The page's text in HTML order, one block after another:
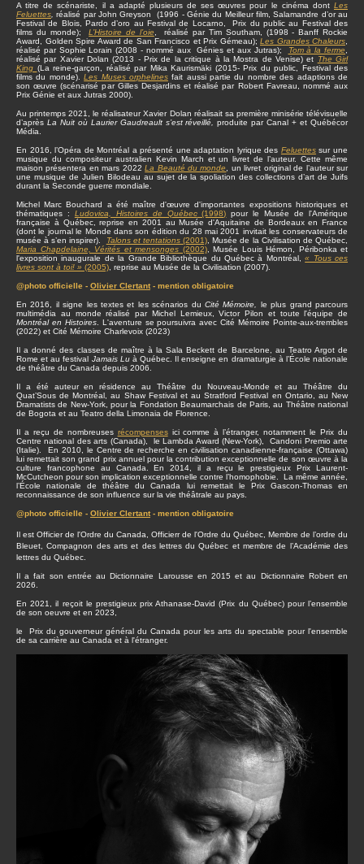
A titre de scénariste, il a adapté plusieurs de ses œuvres pour le cinéma dont Les
Feluettes réalisé par John Greyson (1996 - Génie du Meilleur film, Salamandre d’or au
Festival de Blois, Pardo d’oro au Festival de Locarno, Prix du public au Festival des
films du monde);L’Histoire de l’oie , réalisé par Tim Southam, (1998 - Banff Rockie
Award, Golden Spire Award de San Francisco et Prix Gémeau); Les Grandes Chaleurs
réalisé par Sophie Lorain (2008 - nommé aux Génies et aux Jutras);
Tom à la ferme
réalisé par Xavier Dolan (2013 - Prix de la critique à la Mostra de Venise) et The Girl
King (La reine-garçon, réalisé par Mika Kaurismäki (2015- Prix du public, Festival des
films du monde).Les Muses orphelinesfait aussi partie du nombre des adaptions de
son œuvre (scénarisé par Gilles Desjardins et réalisé par Robert Favreau, nommé aux
Prix Génie et aux Jutras 2000).
Au printemps 2021, le réalisateur Xavier Dolan réalisait sa première minisérie télévisuelle
d’après La Nuit où Laurier Gaudreault s’est réveillé,produite par Canal + et Québécor
Média.
En 2016, l’Opéra de Montréal a présenté une adaptation lyrique des Feluettessur une
musique du compositeur australien Kevin March et un livret de l’auteur. Cette même
maison présentera en mars 2022La Beauté du monde
, un livret original de l’auteur sur
une musique de Julien Bilodeau au sujet de la spoliation des collections d’art de Juifs
durant la Seconde guerre mondiale.
Michel Marc Bouchard a été maître d'œuvre d'importantes expositions historiques et
thématiques : Ludovica, Histoires de Québec(1998) pour le Musée de l'Amérique
française à Québec, reprise en 2001 au Musée d'Aquitaine de Bordeaux en France
(dont le journal le Monde dans son édition du 28 mai 2001 invitait les conservateurs de
musée à s’en inspirer).
Talons et tentations(2001) , Musée de la Civilisation de Québec,
Maria Chapdelaine, Vérités et mensonges (2002), Musée Louis Hémon, Péribonka et
l'exposition inaugurale de la Grande Bibliothèque du Québec à Montréal,« Tous ces
livres sont à toi! » (2005) , reprise au Musée de la Civilisation (2007).
@photo officielle - Olivier Clertant- mention obligatoire
En 2016, il signe les textes et les scénarios du Cité Mémoire, le plus grand parcours
multimédia au monde réalisé par Michel Lemieux, Victor Pilon et toute l'équipe de
Montréal en Histoires. L'aventure se poursuivra avec Cité Mémoire Pointe-aux-trembles
(2022) et Cité Mémoire Charlevoix (2023)
Il a donné des classes de maître à la Sala Beckett de Barcelone, au Teatro Argot de
Rome et au festival Jamais Luà Québec. Il enseigne en dramaturgie à l’École nationale
de théâtre du Canada depuis 2006.
Il a été auteur en résidence au Théâtre du Nouveau-Monde et au Théâtre du
Quat’Sous de Montréal, au Shaw Festival et au Stratford Festival en Ontario, au New
Dramatists de New-York, pour la Fondation Beaumarchais de Paris, au Théâtre national
de Bogota et au Teatro della Limonaia de Florence.
Il a reçu de nombreuses récompensesici comme à l’étranger, notamment le Prix du
Centre national des arts (Canada), le Lambda Award (New-York), Candoni Premio arte
(Italie). En 2010, le Centre de recherche en civilisation canadienne-française (Ottawa)
lui remettait son grand prix annuel pour la contribution exceptionnelle de son œuvre à la
culture francophone au Canada. En 2014, il a reçu le prestigieux Prix Laurent-
McCutcheon pour son implication exceptionnelle contre l’homophobie. La même année,
l’École nationale de théâtre du Canada lui remettait le Prix Gascon-Thomas en
reconnaissance de son influence sur la vie théâtrale au pays.
@photo officielle - Olivier Clertant- mention obligatoire
Il est Officier de l'Ordre du Canada, Officierr de l'Ordre du Québec, Membre de l’ordre du
Bleuet, Compagnon des arts et des lettres du Québec et membre de l’Académie des
lettres du Québec.
Il a fait son entrée au Dictionnaire Larousse en 2015 et au Dictionnaire Robert en
2026.
En 2021, il reçoit le prestigieux prix Athanase-David (Prix du Québec) pour l’ensemble
de son oeuvre et en 2023,
le Prix du gouverneur général du Canada pour les arts du spectable pour l'ensemble
de sa carrière au Canada et à l'étranger.